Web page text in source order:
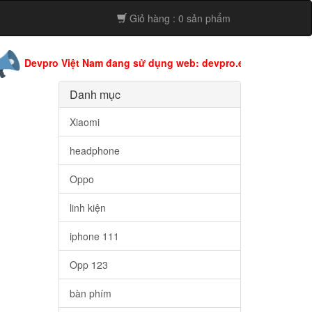
Giỏ hàng : 0 sản phẩm
Việt Nam đang sử dụng web: devpro.edu.vn còn web này
Danh mục
Xiaomi
headphone
Oppo
linh kiện
iphone 111
Opp 123
bàn phím